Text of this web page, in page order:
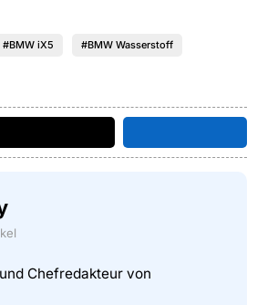
#BMW iX5 #BMW Wasserstoff
Chefredakteur von